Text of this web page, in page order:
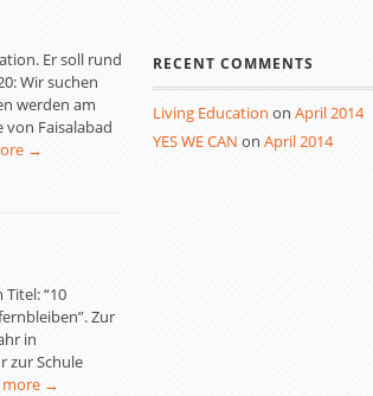
Er soll rund
Wir suchen
werden am
Faisalabad
→
“10
Zur
in
zur Schule
more →
RECENT COMMENTS
Living Education on April 2014
YES WE CAN on April 2014